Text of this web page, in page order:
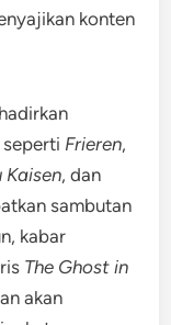
konten
Frieren,
Kaisen, dan
sambutan
kabar
The Ghost in
akan